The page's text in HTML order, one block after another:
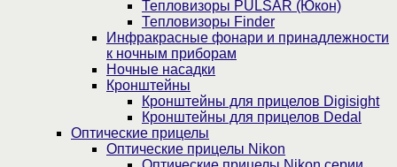
Тепловизоры PULSAR (Юкон)
Тепловизоры Finder
Инфракрасные фонари и принадлежности
к ночным приборам
Ночные насадки
Кронштейны
Кронштейны для прицелов Digisight
Кронштейны для прицелов Dedal
Оптические прицелы
Оптические прицелы Nikon